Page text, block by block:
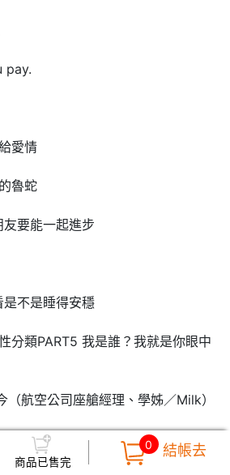
pay.
愛情
魯蛇
要能一起進步
不是睡得安穩
是誰？我就是你眼中
（航空公司座艙經理、學姊／Milk）
積極（哩民好友／Cristina）
商品已售完
0 結帳去